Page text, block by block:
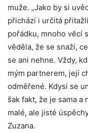
muže. „Jako by si
přichází i určitá
pořádku, mnoho věcí
věděla, že se snaží,
se ani nehne. Vždy,
mým partnerem, její
odměřené. Kdysi se
šak fakt, že je sama a
malé, ale jisté
Zuzana.